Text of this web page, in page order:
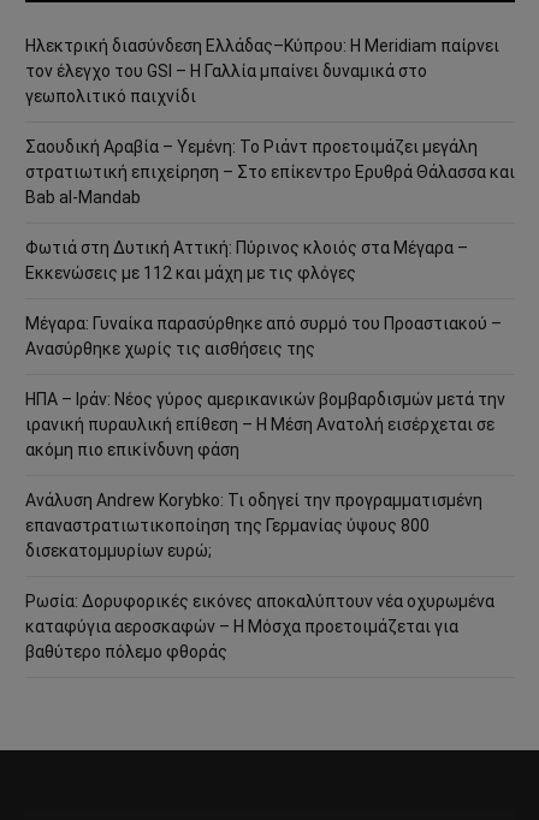
Ηλεκτρική διασύνδεση Ελλάδας–Κύπρου: Η Meridiam παίρνει
τον έλεγχο του GSI – Η Γαλλία μπαίνει δυναμικά στο
γεωπολιτικό παιχνίδι
Σαουδική Αραβία – Υεμένη: Το Ριάντ προετοιμάζει μεγάλη
στρατιωτική επιχείρηση – Στο επίκεντρο Ερυθρά Θάλασσα και
Bab al-Mandab
Φωτιά στη Δυτική Αττική: Πύρινος κλοιός στα Μέγαρα –
Εκκενώσεις με 112 και μάχη με τις φλόγες
Μέγαρα: Γυναίκα παρασύρθηκε από συρμό του Προαστιακού –
Ανασύρθηκε χωρίς τις αισθήσεις της
ΗΠΑ – Ιράν: Νέος γύρος αμερικανικών βομβαρδισμών μετά την
ιρανική πυραυλική επίθεση – Η Μέση Ανατολή εισέρχεται σε
ακόμη πιο επικίνδυνη φάση
Ανάλυση Andrew Korybko: Τι οδηγεί την προγραμματισμένη
επαναστρατιωτικοποίηση της Γερμανίας ύψους 800
δισεκατομμυρίων ευρώ;
Ρωσία: Δορυφορικές εικόνες αποκαλύπτουν νέα οχυρωμένα
καταφύγια αεροσκαφών – Η Μόσχα προετοιμάζεται για
βαθύτερο πόλεμο φθοράς